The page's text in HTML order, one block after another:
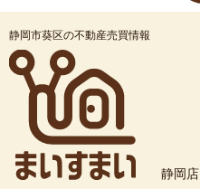
静岡市葵区の不動産売買情報
静岡店